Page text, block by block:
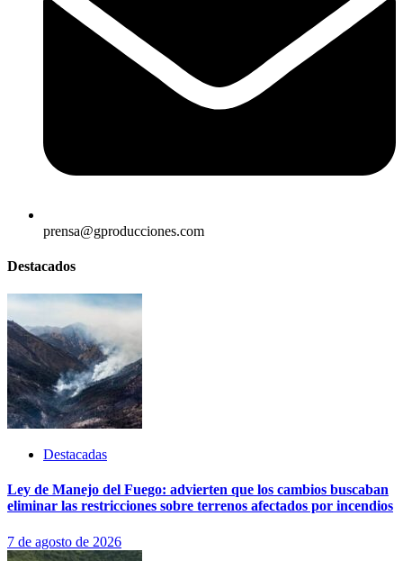
prensa@gproducciones.com
Destacados
Destacadas
Ley de Manejo del Fuego: advierten que los cambios buscaban
eliminar las restricciones sobre terrenos afectados por incendios
7 de agosto de 2026